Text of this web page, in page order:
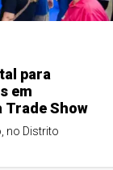
para
em
Trade Show
no Distrito